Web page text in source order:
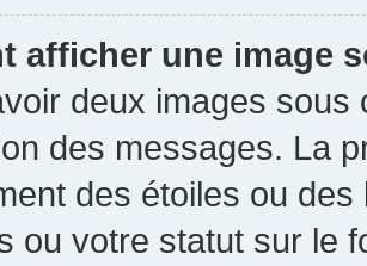
afficher une image
deux images sous
des messages. La
des étoiles ou
ou votre statut sur le